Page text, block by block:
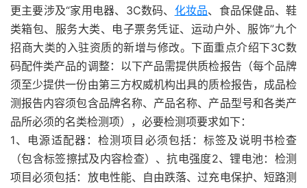
更主要涉及“家用电器、3C数码、 化妆品、食品保健品、鞋
类箱包、服务大类、电子票务凭证、运动户外、服饰”九个
招商大类的入驻资质的新增与修改。下面重点介绍下3C数
码配件类产品的调整：以下产品需提供质检报告（每个品牌
须至少提供一份由第三方权威机构出具的质检报告，成品检
测报告内容须包含品牌名称、产品名称、产品型号和各类产
品所必须的名类检测项），必要检测项要求如下：
1、电源适配器：检测项目必须包括：标签及说明书检查
（包含标签擦拭及内容检查）、抗电强度2、锂电池：检测
项目必须包括：放电性能、自由跌落、过充电保护、短路测